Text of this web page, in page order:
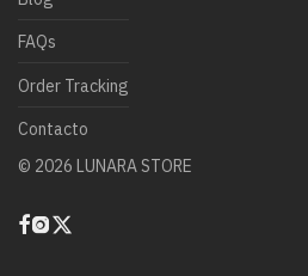
FAQs
Order Tracking
Contacto
© 2026 LUNARA STORE